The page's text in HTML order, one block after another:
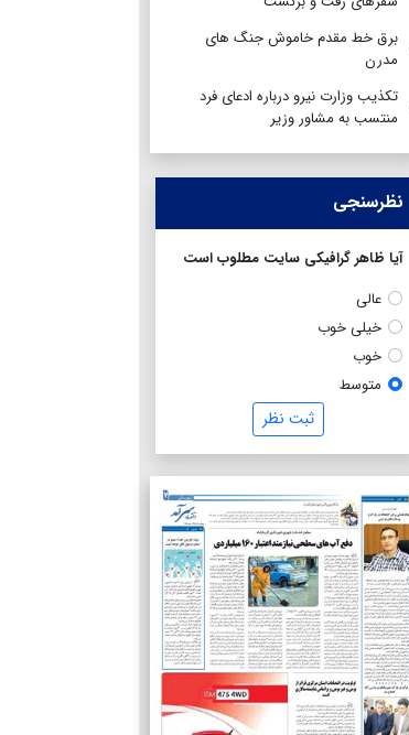
برق خط مقدم خاموش جنگ های
مدرن
تکذیب وزارت نیرو درباره ادعای فرد
منتسب به مشاور وزیر
نظرسنجی
آیا ظاهر گرافیکی سایت مطلوب است
عالی
خیلی خوب
خوب
متوسط
ثبت نظر